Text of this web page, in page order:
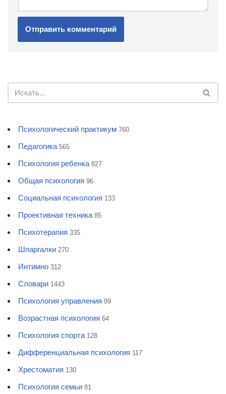
Психологический практикум 760
Педагогика 565
Психология ребенка 827
Общая психология 96
Социальная психология 133
Проективная техника 85
Психотерапия 335
Шпаргалки 270
Интимно 312
Словари 1443
Психология управления 89
Возрастная психология 64
Психология спорта 128
Дифференциальная психология 117
Хрестоматия 130
Психология семьи 81